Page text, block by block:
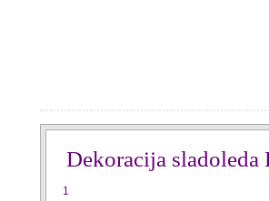
Dekoracija sladoleda
1